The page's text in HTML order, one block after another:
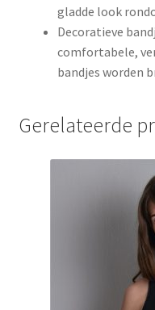
gladde look
Decoratieve
comfortabele,
bandjes worden
Gerelateerde